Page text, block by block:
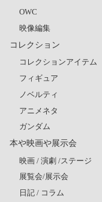
OWC
映像編集
コレクション
コレクションアイテム
フィギュア
ノベルティ
アニメネタ
ガンダム
本や映画や展示会
映画 / 演劇 /ステージ
展覧会/展示会
日記 / コラム